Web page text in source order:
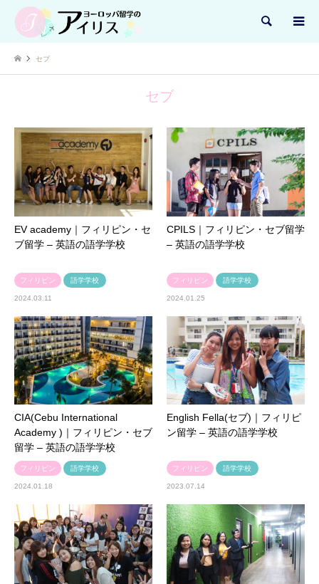
検索
セブ
セブ
EV academy｜フィリピン・セ
ブ留学 – 英語の語学学校
フィリピン 語学学校
2024.03.11
CPILS｜フィリピン・セブ留学
– 英語の語学学校
フィリピン 語学学校
2024.01.25
CIA(Cebu International
Academy )｜フィリピン・セブ
留学 – 英語の語学学校
フィリピン 語学学校
2024.01.18
English Fella(セブ)｜フィリピ
ン留学 – 英語の語学学校
フィリピン 語学学校
2023.07.14